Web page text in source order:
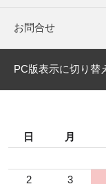
お問合せ
PC版表示に切り替
日 月
2
3